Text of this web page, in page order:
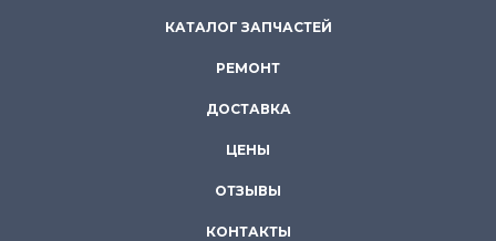
КАТАЛОГ ЗАПЧАСТЕЙ
РЕМОНТ
ДОСТАВКА
ЦЕНЫ
ОТЗЫВЫ
КОНТАКТЫ